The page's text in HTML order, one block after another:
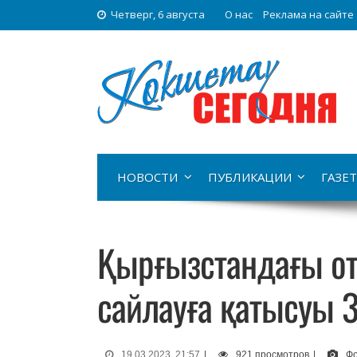
Четверг, 6 августа О нас Реклама на сайте
НОВОСТИ ПУБЛИКАЦИИ
Қырғызстандағы
сайлауға
19.03.2023, 21:57 | 921 просмотров |